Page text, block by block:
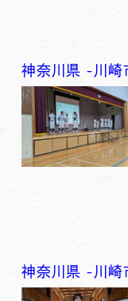
神奈川県 - 川崎
神奈川県 - 川崎